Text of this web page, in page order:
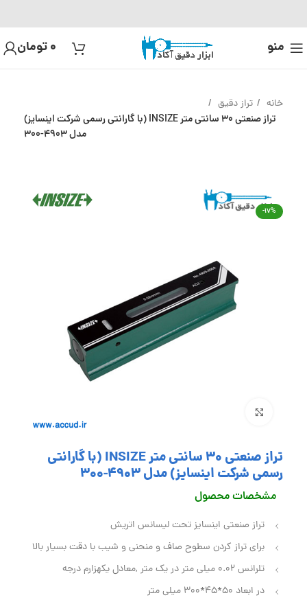
منو 0تومان
خانه تراز دقیق
تراز صنعتی 30 سانتی متر INSIZE (با گارانتی رسمی شرکت اینسایز)
مدل 4903-300
-17%
تراز صنعتی 30 سانتی متر INSIZE (با گارانتی
رسمی شرکت اینسایز) مدل 4903-300
مشخصات محصول
تراز صنعتی اینسایز تحت لیسانس اتریش
برای تراز کردن سطوح صاف و منحنی و شیب با دقت بسیار بالا
تلرانس 0.02 میلی متر در یک متر ,معادل یکهزارم درجه
در ابعاد 50*45*300 میلی متر